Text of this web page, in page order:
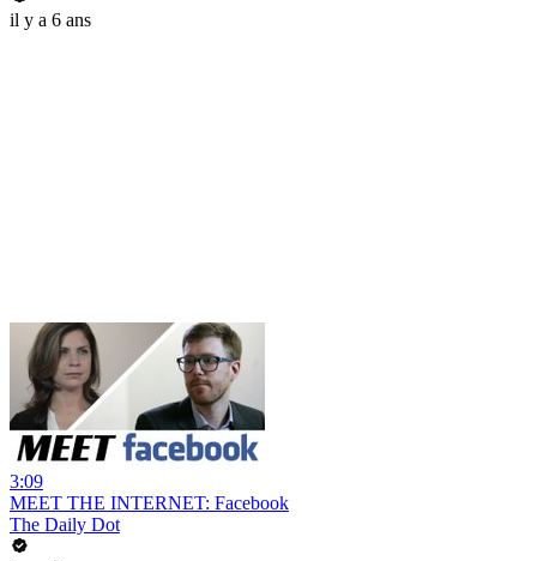
il y a 6 ans
3:09
MEET THE INTERNET: Facebook
The Daily Dot